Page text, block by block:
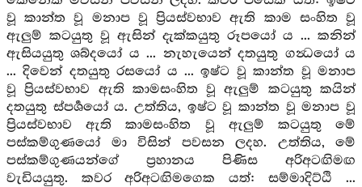
වූ කාන්ත වූ මනාප වූ ප්‍රියස්වභාව ඇති කාම සංහිත වූ
ඇලුම් කටයුතු වූ ඇසින් දැක්කයුතු රූපයෝ ය ... කනින්
ඇසියයුතු ශබ්දයෝ ය ... නැහැයෙන් දතයුතු ගන්‍ධයෝ ය
... දිවෙන් දතයුතු රසයෝ ය ... ඉෂ්ට වූ කාන්ත වූ මනාප
වූ ප්‍රියස්වභාව ඇති කාමසංහිත වූ ඇලුම් කටයුතු කයින්
දතයුතු ස්පර්‍ශයෝ ය. උත්තිය, ඉෂ්ට වූ කාන්ත වූ මනාප වූ
ප්‍රියස්වභාව ඇති කාමසංහිත වූ ඇලුම් කටයුතු මේ
පස්කම්ගුණයෝ මා විසින් පවසන ලදහ. උත්තිය, මේ
පස්කම්ගුණයන්ගේ ප්‍රහානය පිණිස අරිඅටඟිමඟ
වැඩියයුතු. කවර අරිඅටඟිමගෙක යත්: සම්මාදිට්ඨි ...